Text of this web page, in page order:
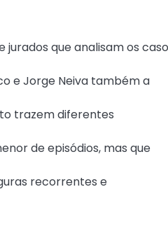
que analisam os
e Jorge Neiva também a
trazem diferentes
de episódios, mas que
recorrentes e